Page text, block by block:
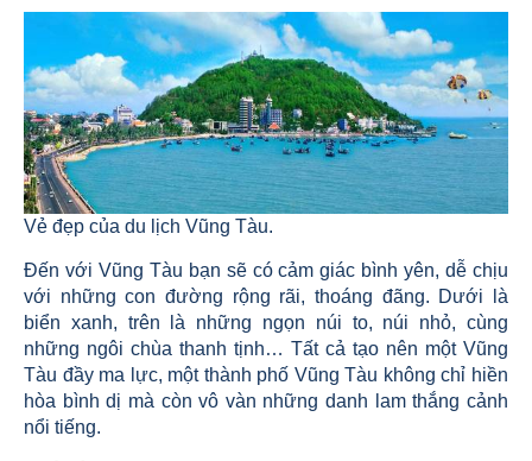
Vẻ đẹp của du lịch Vũng Tàu.
Đến với Vũng Tàu bạn sẽ có cảm giác bình yên, dễ chịu
với những con đường rộng rãi, thoáng đãng. Dưới là
biển xanh, trên là những ngọn núi to, núi nhỏ, cùng
những ngôi chùa thanh tịnh… Tất cả tạo nên một Vũng
Tàu đầy ma lực, một thành phố Vũng Tàu không chỉ hiền
hòa bình dị mà còn vô vàn những danh lam thắng cảnh
nổi tiếng.